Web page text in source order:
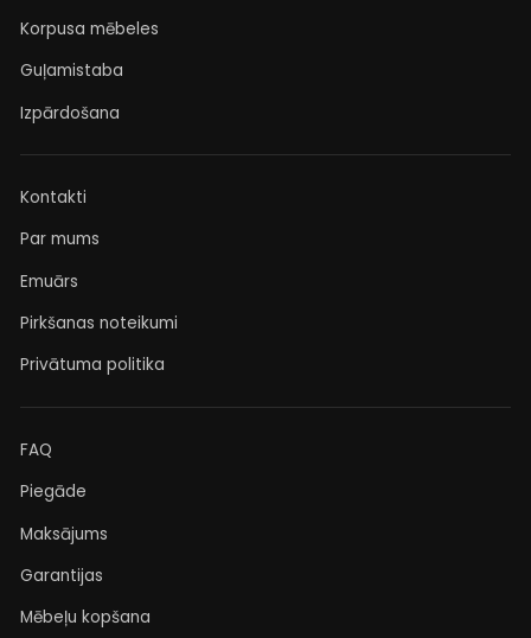
Korpusa mēbeles
Guļamistaba
Izpārdošana
Kontakti
Par mums
Emuārs
Pirkšanas noteikumi
Privātuma politika
FAQ
Piegāde
Maksājums
Garantijas
Mēbeļu kopšana